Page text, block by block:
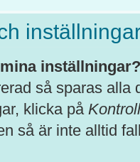
inställningar?
så sparas
klicka på
så är inte alltid